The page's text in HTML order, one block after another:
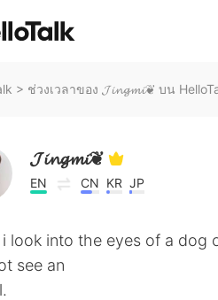
> ช่วงเวลาของ 𝓙𝓲𝓷𝓰𝓶𝓲❦ บน
𝓙𝓲𝓷𝓰𝓶𝓲❦
EN CN KR JP
look into the eyes of a dog
see an